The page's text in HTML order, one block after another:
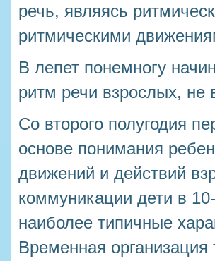
речь, являясь
ритмическими
В лепет понемногу
ритм речи взрослых, не
Со второго полугодия
основе понимания
движений и действий
коммуникации дети в
наиболее типичные
Временная